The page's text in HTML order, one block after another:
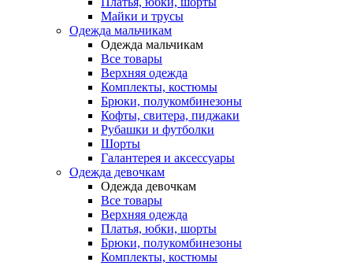
Майки и трусы
Одежда мальчикам
Одежда мальчикам
Все товары
Верхняя одежда
Комплекты, костюмы
Брюки, полукомбинезоны
Кофты, свитера, пиджаки
Рубашки и футболки
Шорты
Галантерея и аксессуары
Одежда девочкам
Одежда девочкам
Все товары
Верхняя одежда
Платья, юбки, шорты
Брюки, полукомбинезоны
Комплекты, костюмы